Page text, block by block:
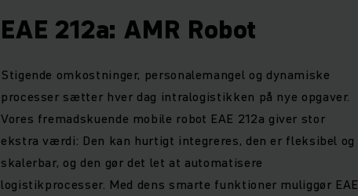
EAE 212a: AMR Robot
Stigende omkostninger, personalemangel og dynamiske
processer sætter hver dag intralogistikken på nye opgaver.
Vores fremadskuende mobile robot EAE 212a giver stor
ekstra værdi: Den kan hurtigt integreres, den er fleksibel og
skalerbar, og den gør det let at automatisere
logistikprocesser. Med dens smarte funktioner muliggør EAE